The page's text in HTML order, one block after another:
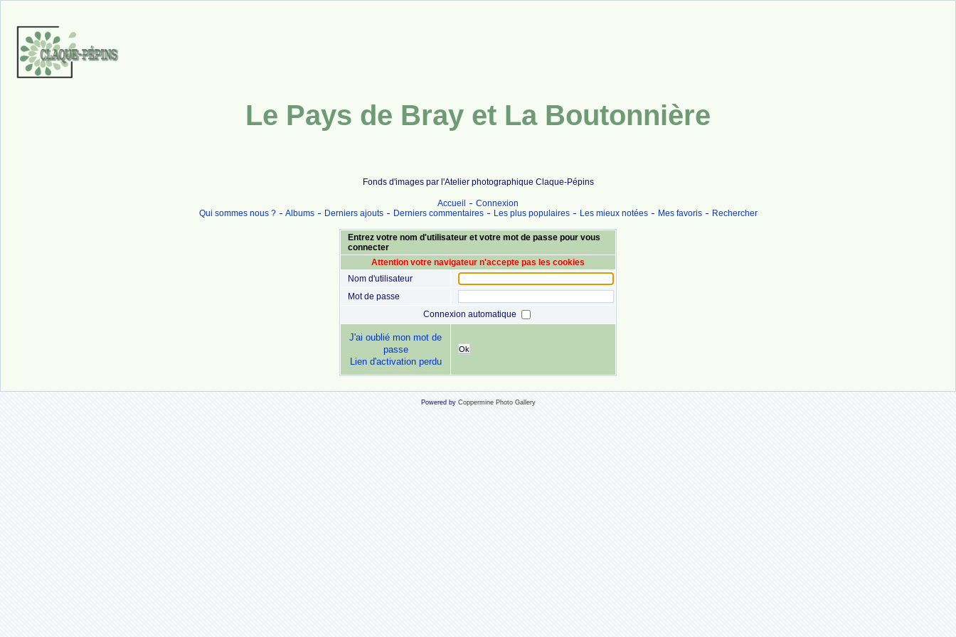
Le Pays de Bray et La Boutonnière
Fonds d'images par l'Atelier photographique Claque-Pépins
Accueil
Connexion
Qui sommes nous ?
Albums Derniers ajouts Derniers commentaires Les plus populaires Les mieux notées Mes favoris Rechercher
Entrez votre nom d'utilisateur et votre mot de passe pour vous
connecter
Attention votre navigateur n'accepte pas les cookies
Nom d'utilisateur
Mot de passe
Connexion automatique
J'ai oublié mon mot de
passe
Lien d'activation perdu
Ok
Powered by Coppermine Photo Gallery